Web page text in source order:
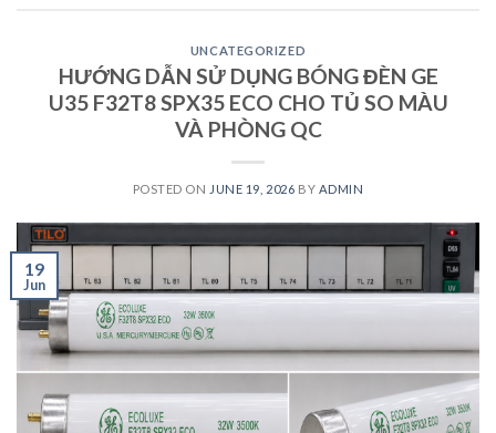
UNCATEGORIZED
HƯỚNG DẪN SỬ DỤNG BÓNG ĐÈN GE
U35 F32T8 SPX35 ECO CHO TỦ SO MÀU
VÀ PHÒNG QC
POSTED ON JUNE 19, 2026 BY ADMIN
19
Jun